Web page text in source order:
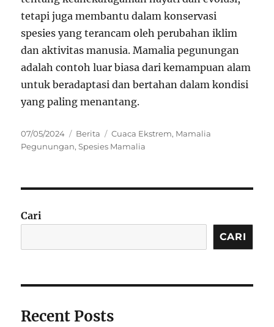
tetapi juga membantu dalam konservasi
spesies yang terancam oleh perubahan iklim
dan aktivitas manusia. Mamalia pegunungan
adalah contoh luar biasa dari kemampuan alam
untuk beradaptasi dan bertahan dalam kondisi
yang paling menantang.
Posted
on
07/05/2024 Categories
Berita Tags
Cuaca Ekstrem, Mamalia
Pegunungan,Spesies Mamalia
Cari
CARI
Recent Posts